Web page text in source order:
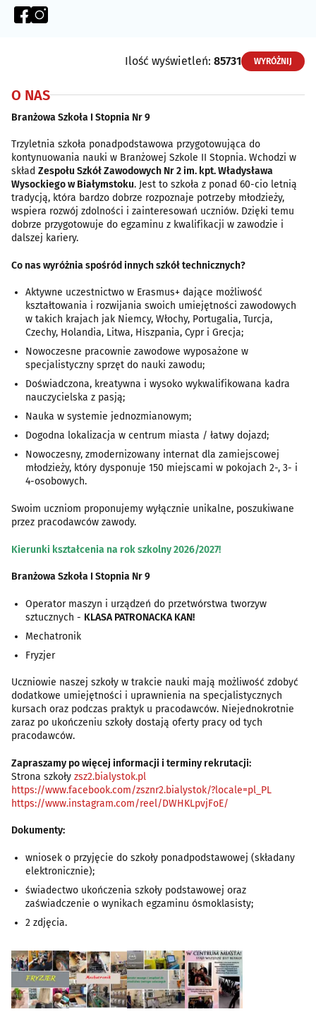
Ilość wyświetleń: 85731 WYRÓŻNIJ
O NAS
Branżowa Szkoła I Stopnia Nr 9
Trzyletnia szkoła ponadpodstawowa przygotowująca do
kontynuowania nauki w Branżowej Szkole II Stopnia. Wchodzi w
skład Zespołu Szkół Zawodowych Nr 2 im. kpt. Władysława
Wysockiego w Białymstoku. Jest to szkoła z ponad 60-cio letnią
tradycją, która bardzo dobrze rozpoznaje potrzeby młodzieży,
wspiera rozwój zdolności i zainteresowań uczniów. Dzięki temu
dobrze przygotowuje do egzaminu z kwalifikacji w zawodzie i
dalszej kariery.
Co nas wyróżnia spośród innych szkół technicznych?
Aktywne uczestnictwo w Erasmus+ dające możliwość
kształtowania i rozwijania swoich umiejętności zawodowych
w takich krajach jak Niemcy, Włochy, Portugalia, Turcja,
Czechy, Holandia, Litwa, Hiszpania, Cypr i Grecja;
Nowoczesne pracownie zawodowe wyposażone w
specjalistyczny sprzęt do nauki zawodu;
Doświadczona, kreatywna i wysoko wykwalifikowana kadra
nauczycielska z pasją;
Nauka w systemie jednozmianowym;
Dogodna lokalizacja w centrum miasta / łatwy dojazd;
Nowoczesny, zmodernizowany internat dla zamiejscowej
młodzieży, który dysponuje 150 miejscami w pokojach 2-, 3- i
4-osobowych.
Swoim uczniom proponujemy wyłącznie unikalne, poszukiwane
przez pracodawców zawody.
Kierunki kształcenia na rok szkolny 2026/2027!
Branżowa Szkoła I Stopnia Nr 9
Operator maszyn i urządzeń do przetwórstwa tworzyw
sztucznych - KLASA PATRONACKA KAN!
Mechatronik
Fryzjer
Uczniowie naszej szkoły w trakcie nauki mają możliwość zdobyć
dodatkowe umiejętności i uprawnienia na specjalistycznych
kursach oraz podczas praktyk u pracodawców. Niejednokrotnie
zaraz po ukończeniu szkoły dostają oferty pracy od tych
pracodawców.
Zapraszamy po więcej informacji i terminy rekrutacji:
Strona szkoły zsz2.bialystok.pl
https://www.facebook.com/zsznr2.bialystok/?locale=pl_PL
https://www.instagram.com/reel/DWHKLpvjFoE/
Dokumenty:
wniosek o przyjęcie do szkoły ponadpodstawowej (składany
elektronicznie);
świadectwo ukończenia szkoły podstawowej oraz
zaświadczenie o wynikach egzaminu ósmoklasisty;
2 zdjęcia.